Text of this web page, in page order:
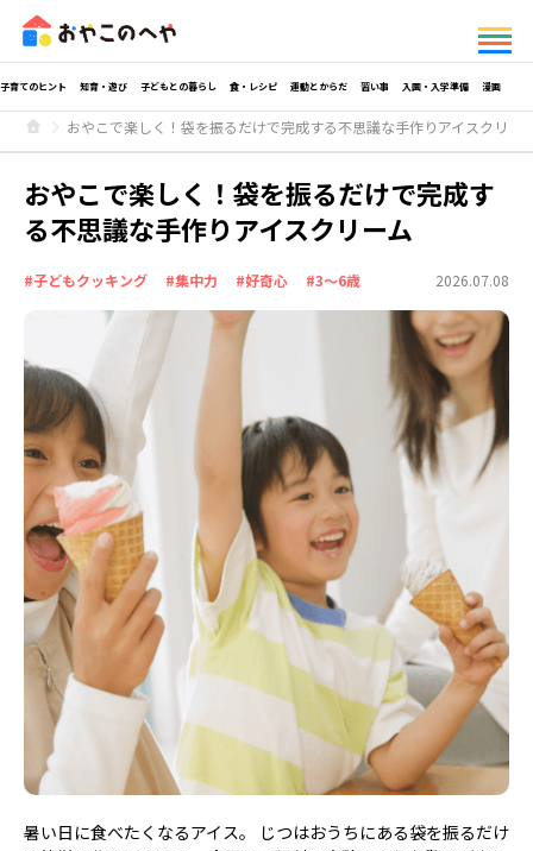
子育てのヒント 知育・遊び 子どもとの暮らし 食・レシピ 運動とからだ 習い事 入園・入学準備 漫画
おやこで楽しく！袋を振るだけで完成する不思議な手作りアイスクリー
おやこで楽しく！袋を振るだけで完成す
る不思議な手作りアイスクリーム
#子どもクッキング #集中力 #好奇心 #3～6歳 2026.07.08
暑い日に食べたくなるアイス。 じつはおうちにある袋を振るだけ